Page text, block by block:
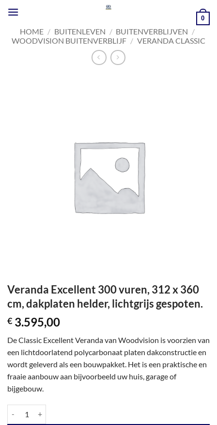
naar
inhoud
0
HOME / BUITENLEVEN / BUITENVERBLIJVEN /
WOODVISION BUITENVERBLIJF / VERANDA CLASSIC
Veranda Excellent 300 vuren, 312 x 360
cm, dakplaten helder, lichtgrijs gespoten.
€ 3.595,00
De Classic Excellent Veranda van Woodvision is voorzien van
een lichtdoorlatend polycarbonaat platen dakconstructie en
wordt geleverd als een bouwpakket. Het is een praktische en
fraaie aanbouw aan bijvoorbeeld uw huis, garage of
bijgebouw.